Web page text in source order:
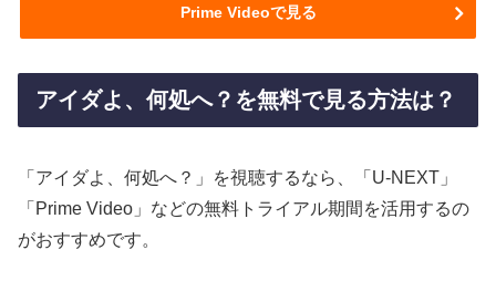
Prime Videoで見る
アイダよ、何処へ？を無料で見る方法は？
「アイダよ、何処へ？」を視聴するなら、「U-NEXT」
「Prime Video」などの無料トライアル期間を活用するの
がおすすめです。